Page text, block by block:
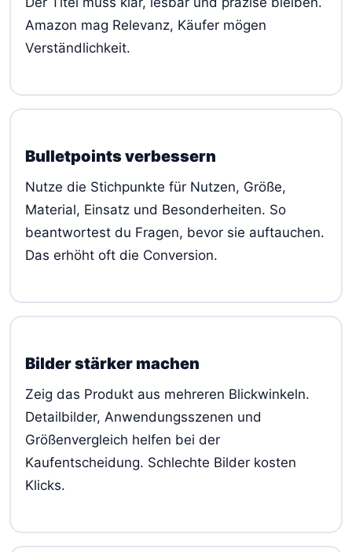
Amazon mag Relevanz, Käufer mögen
Verständlichkeit.
Bulletpoints verbessern
Nutze die Stichpunkte für Nutzen, Größe,
Material, Einsatz und Besonderheiten. So
beantwortest du Fragen, bevor sie auftauchen.
Das erhöht oft die Conversion.
Bilder stärker machen
Zeig das Produkt aus mehreren Blickwinkeln.
Detailbilder, Anwendungsszenen und
Größenvergleich helfen bei der
Kaufentscheidung. Schlechte Bilder kosten
Klicks.